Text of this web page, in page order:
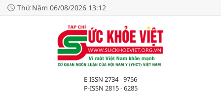
Thứ Năm 06/08/2026 13:12
E-ISSN 2734 - 9756
P-ISSN 2815 - 6285